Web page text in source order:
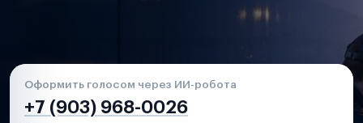
Оформить голосом через ИИ-робота
+7 (903) 968-0026